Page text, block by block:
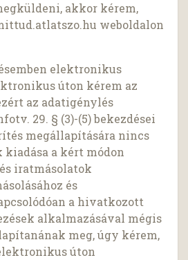
akkor kérem,
weboldalon
elektronikus
úton kérem az
az adatigénylés
29. § (3)-(5) bekezdései
megállapítására nincs
kiadása a kért módon
iratmásolatok
és
a hivatkozott
alkalmazásával mégis
meg, úgy kérem,
úton